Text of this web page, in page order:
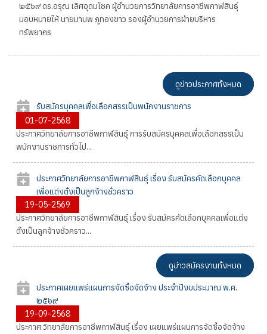
๒๕๖๙ ดร.อรุณ เลิศอุดมโชค ผู้อำนวยการวิทยาลัยการอาชีพกาฬสินธุ์
มอบหมายให้ นายมานพ ภูทองขาว รองผู้อำนวยการฝ่ายบริหาร
ทรัพยากร
ดูข่าวประกาศทั้งหมด
รับสมัครบุคคลเพื่อเลือกสรรเป็นพนักงานราชการ
01-07-2568
ประกาศวิทยาลัยการอาชีพกาฬสินธุ์ การรับสมัครบุคคลเพื่อเลือกสรรเป็น
พนักงานราชการทั่วไป...
ประกาศวิทยาลัยการอาชีพกาฬสินธุ์ เรื่อง รับสมัครคัดเลือกบุคคล
เพื่อแต่งตั้งเป็นลูกจ้างชั่วคราว
19-05-2569
ประกาศวิทยาลัยการอาชีพกาฬสินธุ์ เรื่อง รับสมัครคัดเลือกบุคคลเพื่อแต่ง
ตั้งเป็นลูกจ้างชั่วคราว...
ดูข่าวสมัครงานทั้งหมด
ประกาศเผยแพร่แผนการจัดซื้อจัดจ้าง ประจำปีงบประมาณ พ.ศ.
๒๕๖๙
19-09-2568
ประกาศ วิทยาลัยการอาชีพกาฬสินธุ์ เรื่อง เผยแพร่แผนการจัดซื้อจัดจ้าง